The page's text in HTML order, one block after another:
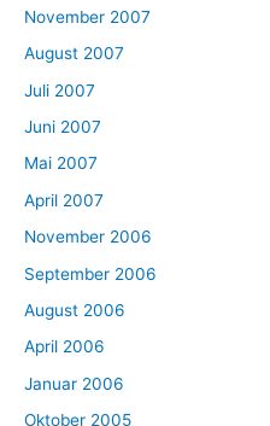
November 2007
August 2007
Juli 2007
Juni 2007
Mai 2007
April 2007
November 2006
September 2006
August 2006
April 2006
Januar 2006
Oktober 2005